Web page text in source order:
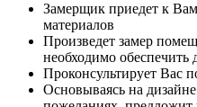
Замерщик приедет к
материалов
Произведет замер
необходимо обеспечить
Проконсультирует Вас
Основываясь на